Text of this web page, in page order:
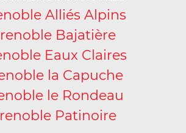
Alliés Alpins
Bajatière
Eaux Claires
la Capuche
le Rondeau
Patinoire